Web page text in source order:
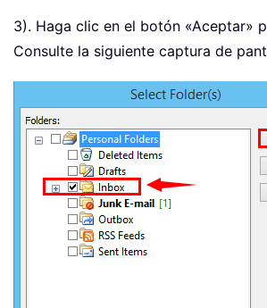
3). Haga clic en el botón «Aceptar»
Consulte la siguiente captura de